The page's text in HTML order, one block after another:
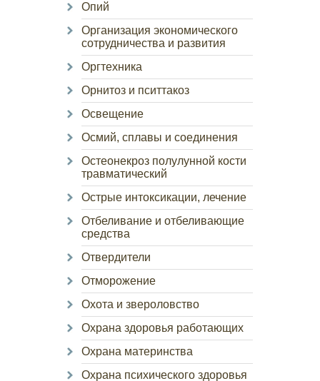
Опий
Организация экономического
сотрудничества и развития
Оргтехника
Орнитоз и пситтакоз
Освещение
Осмий, сплавы и соединения
Остеонекроз полулунной кости
травматический
Острые интоксикации, лечение
Отбеливание и отбеливающие
средства
Отвердители
Отморожение
Охота и звероловство
Охрана здоровья работающих
Охрана материнства
Охрана психического здоровья